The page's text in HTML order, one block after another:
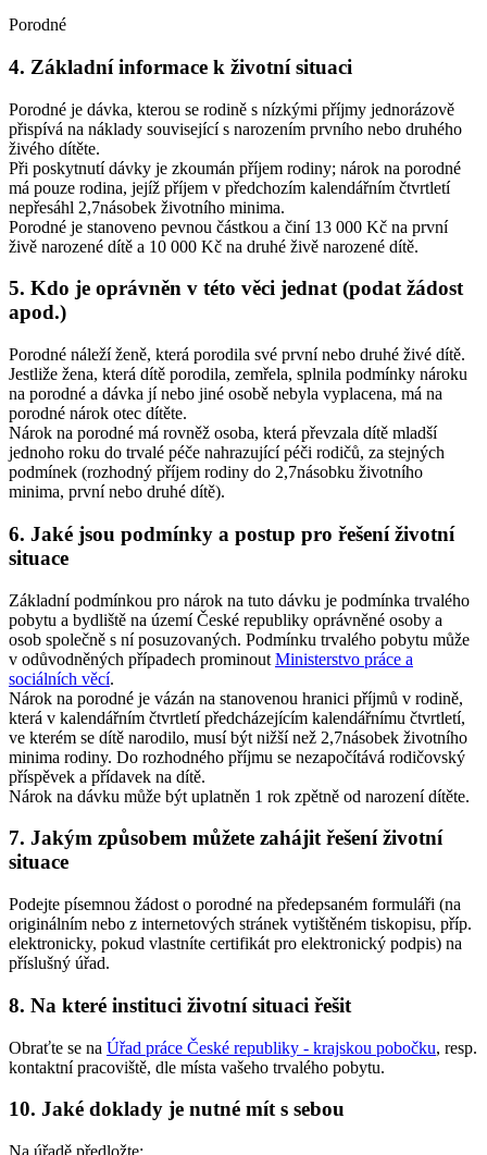
Porodné
4. Základní informace k životní situaci
Porodné je dávka, kterou se rodině s nízkými příjmy jednorázově
přispívá na náklady související s narozením prvního nebo druhého
živého dítěte.
Při poskytnutí dávky je zkoumán příjem rodiny; nárok na porodné
má pouze rodina, jejíž příjem v předchozím kalendářním čtvrtletí
nepřesáhl 2,7násobek životního minima.
Porodné je stanoveno pevnou částkou a činí 13 000 Kč na první
živě narozené dítě a 10 000 Kč na druhé živě narozené dítě.
5. Kdo je oprávněn v této věci jednat (podat žádost
apod.)
Porodné náleží ženě, která porodila své první nebo druhé živé dítě.
Jestliže žena, která dítě porodila, zemřela, splnila podmínky nároku
na porodné a dávka jí nebo jiné osobě nebyla vyplacena, má na
porodné nárok otec dítěte.
Nárok na porodné má rovněž osoba, která převzala dítě mladší
jednoho roku do trvalé péče nahrazující péči rodičů, za stejných
podmínek (rozhodný příjem rodiny do 2,7násobku životního
minima, první nebo druhé dítě).
6. Jaké jsou podmínky a postup pro řešení životní
situace
Základní podmínkou pro nárok na tuto dávku je podmínka trvalého
pobytu a bydliště na území České republiky oprávněné osoby a
osob společně s ní posuzovaných. Podmínku trvalého pobytu může
v odůvodněných případech prominout Ministerstvo práce a
sociálních věcí.
Nárok na porodné je vázán na stanovenou hranici příjmů v rodině,
která v kalendářním čtvrtletí předcházejícím kalendářnímu čtvrtletí,
ve kterém se dítě narodilo, musí být nižší než 2,7násobek životního
minima rodiny. Do rozhodného příjmu se nezapočítává rodičovský
příspěvek a přídavek na dítě.
Nárok na dávku může být uplatněn 1 rok zpětně od narození dítěte.
7. Jakým způsobem můžete zahájit řešení životní
situace
Podejte písemnou žádost o porodné na předepsaném formuláři (na
originálním nebo z internetových stránek vytištěném tiskopisu, příp.
elektronicky, pokud vlastníte certifikát pro elektronický podpis) na
příslušný úřad.
8. Na které instituci životní situaci řešit
Obraťte se na Úřad práce České republiky - krajskou pobočku, resp.
kontaktní pracoviště, dle místa vašeho trvalého pobytu.
10. Jaké doklady je nutné mít s sebou
Na úřadě předložte: